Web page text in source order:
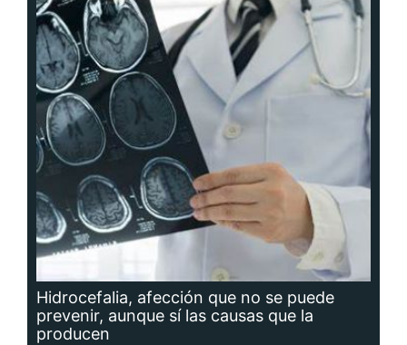
Hidrocefalia, afección que no se puede
prevenir, aunque sí las causas que la
producen